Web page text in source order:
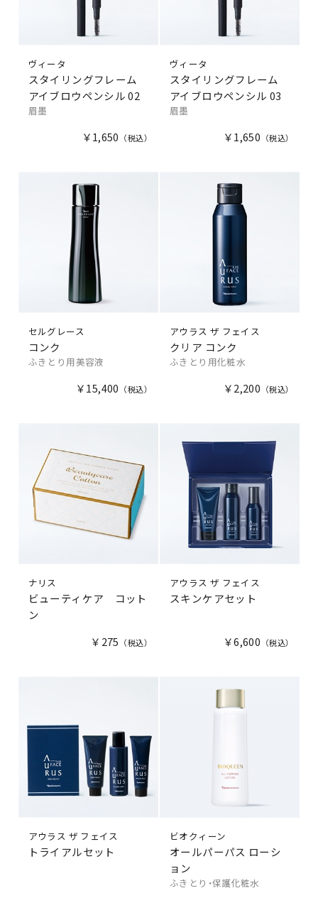
ヴィータ
スタイリングフレーム
アイブロウペンシル 02
眉墨
￥1,650
ヴィータ
スタイリングフレーム
アイブロウペンシル 03
眉墨
￥1,650
セルグレース
コンク
ふきとり用美容液
￥15,400
アウラス ザ フェイス
クリア コンク
ふきとり用化粧水
￥2,200
ナリス
ビューティケア コット
ン
￥275
アウラス ザ フェイス
スキンケアセット
￥6,600
アウラス ザ フェイス
トライアルセット
ビオクィーン
オールパーパス ローシ
ョン
ふきとり・保護化粧水